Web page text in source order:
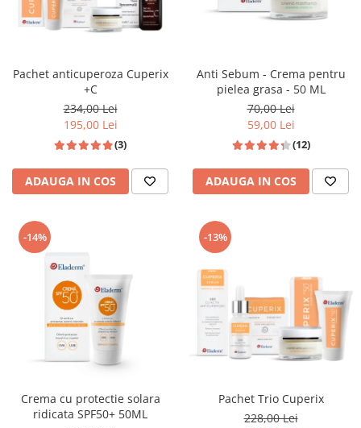
Produse pentru curatare
Creme cu Uree
Produse pentru pete pigmentare
Evidence skincare
Pachete
Pachet anticuperoza Cuperix
+C
234,00 Lei
195,00 Lei
(3)
ADAUGA IN COS
Anti Sebum - Crema pentru
pielea grasa - 50 ML
70,00 Lei
59,00 Lei
(12)
ADAUGA IN COS
-14%
Crema cu protectie solara
ridicata SPF50+ 50ML
-13%
Pachet Trio Cuperix
228,00 Lei